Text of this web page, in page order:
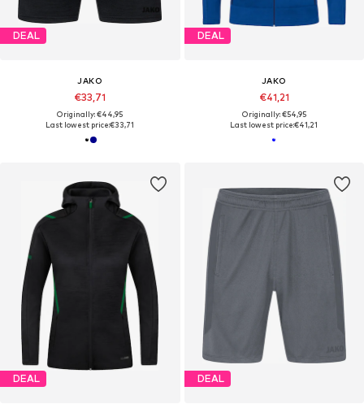
DEAL
JAKO
€33,71
Originally: €44,95
Last lowest price:€33,71
DEAL
JAKO
€41,21
Originally: €54,95
Last lowest price:€41,21
DEAL DEAL